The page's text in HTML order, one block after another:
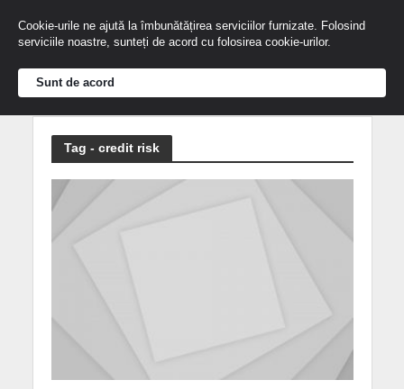
Tag - credit risk
Cookie-urile ne ajută la îmbunătățirea serviciilor furnizate. Folosind
serviciile noastre, sunteți de acord cu folosirea cookie-urilor.
Sunt de acord